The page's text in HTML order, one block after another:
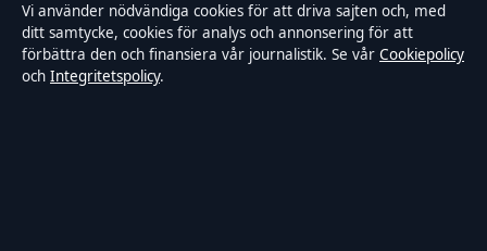
Integritetspolicy
Kändisar & integritet
Vi använder nödvändiga cookies för att driva sajten och, med
ditt samtycke, cookies för analys och annonsering för att
förbättra den och finansiera vår journalistik. Se vår Cookiepolicy
och Integritetspolicy.